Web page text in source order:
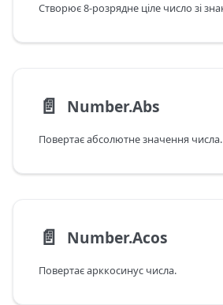
📄️ Number.Abs
Повертає абсолютне значення числа.
📄️ Number.Acos
Повертає арккосинус числа.